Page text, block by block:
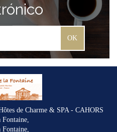
OK
de Charme & SPA - CAHORS